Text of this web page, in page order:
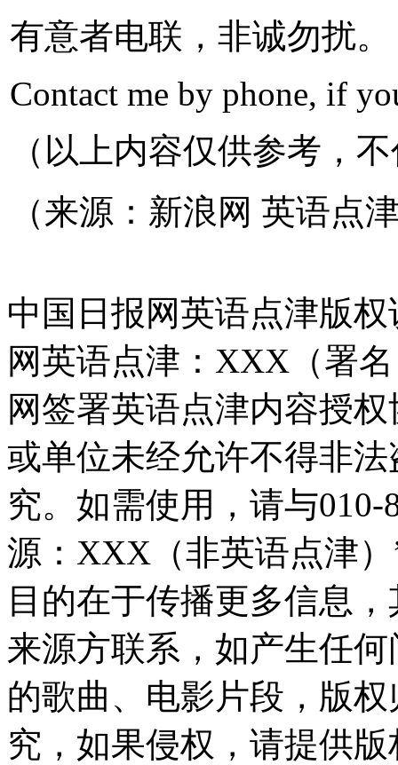
有意者电联，非诚勿扰。
Contact me by phone, if
（以上内容仅供参考，
（来源：新浪网 英语点
中国日报网英语点津版
网英语点津：XXX（署
网签署英语点津内容授
或单位未经允许不得非
究。如需使用，请与010-
源：XXX（非英语点津
目的在于传播更多信息
来源方联系，如产生任
的歌曲、电影片段，版
究，如果侵权，请提供